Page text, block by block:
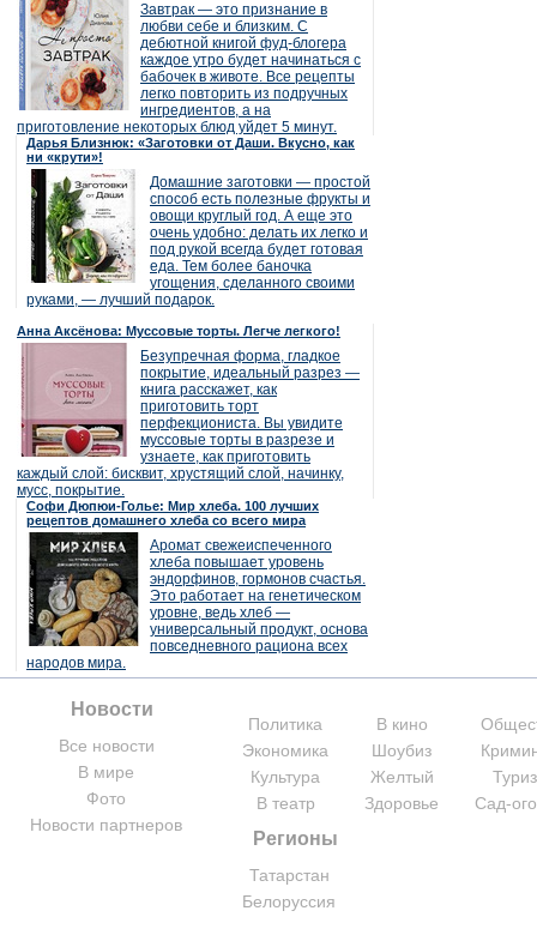
Завтрак — это признание в
любви себе и близким. С
дебютной книгой фуд-блогера
каждое утро будет начинаться с
бабочек в животе. Все рецепты
легко повторить из подручных
ингредиентов, а на
приготовление некоторых блюд уйдет 5 минут.
Дарья Близнюк: «Заготовки от Даши. Вкусно, как
ни «крути»!
Домашние заготовки — простой
способ есть полезные фрукты и
овощи круглый год. А еще это
очень удобно: делать их легко и
под рукой всегда будет готовая
еда. Тем более баночка
угощения, сделанного своими
руками, — лучший подарок.
Анна Аксёнова: Муссовые торты. Легче легкого!
Безупречная форма, гладкое
покрытие, идеальный разрез —
книга расскажет, как
приготовить торт
перфекциониста. Вы увидите
муссовые торты в разрезе и
узнаете, как приготовить
каждый слой: бисквит, хрустящий слой, начинку,
мусс, покрытие.
Софи Дюпюи-Голье: Мир хлеба. 100 лучших
рецептов домашнего хлеба со всего мира
Аромат свежеиспеченного
хлеба повышает уровень
эндорфинов, гормонов счастья.
Это работает на генетическом
уровне, ведь хлеб —
универсальный продукт, основа
повседневного рациона всех
народов мира.
Новости
Все новости
В мире
Фото
Новости партнеров
Политика
Экономика
Культура
В театр
В кино
Шоубиз
Желтый
Здоровье
Сад-
Регионы
Татарстан
Белоруссия